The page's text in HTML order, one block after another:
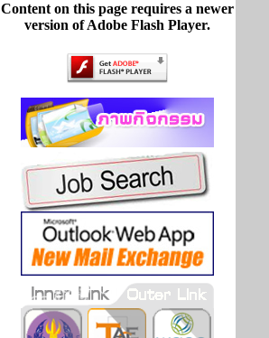
Content on this page requires a newer
version of Adobe Flash Player.